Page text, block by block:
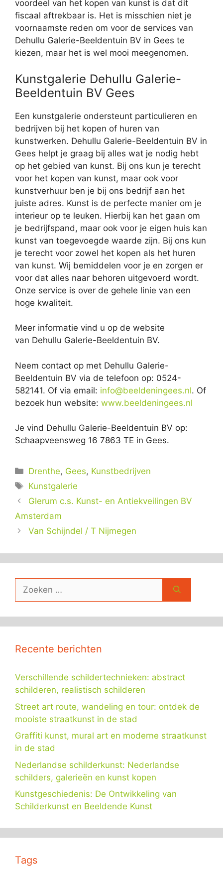
voordeel van het kopen van kunst is dat dit
fiscaal aftrekbaar is. Het is misschien niet je
voornaamste reden om voor de services van
Dehullu Galerie-Beeldentuin BV in Gees te
kiezen, maar het is wel mooi meegenomen.
Kunstgalerie Dehullu Galerie-
Beeldentuin BV Gees
Een kunstgalerie ondersteunt particulieren en
bedrijven bij het kopen of huren van
kunstwerken. Dehullu Galerie-Beeldentuin BV in
Gees helpt je graag bij alles wat je nodig hebt
op het gebied van kunst. Bij ons kun je terecht
voor het kopen van kunst, maar ook voor
kunstverhuur ben je bij ons bedrijf aan het
juiste adres. Kunst is de perfecte manier om je
interieur op te leuken. Hierbij kan het gaan om
je bedrijfspand, maar ook voor je eigen huis kan
kunst van toegevoegde waarde zijn. Bij ons kun
je terecht voor zowel het kopen als het huren
van kunst. Wij bemiddelen voor je en zorgen er
voor dat alles naar behoren uitgevoerd wordt.
Onze service is over de gehele linie van een
hoge kwaliteit.
Meer informatie vind u op de website
van Dehullu Galerie-Beeldentuin BV.
Neem contact op met Dehullu Galerie-
Beeldentuin BV via de telefoon op: 0524-
582141. Of via email: info@beeldeningees.nl. Of
bezoek hun website: www.beeldeningees.nl
Je vind Dehullu Galerie-Beeldentuin BV op:
Schaapveensweg 16 7863 TE in Gees.
Categorieën
Drenthe, Gees, Kunstbedrijven
Tags
Kunstgalerie
Glerum c.s. Kunst- en Antiekveilingen BV
Amsterdam
Van Schijndel / T Nijmegen
Zoek
Recente berichten
Verschillende schildertechnieken: abstract
schilderen, realistisch schilderen
Street art route, wandeling en tour: ontdek de
mooiste straatkunst in de stad
Graffiti kunst, mural art en moderne straatkunst
in de stad
Nederlandse schilderkunst: Nederlandse
schilders, galerieën en kunst kopen
Kunstgeschiedenis: De Ontwikkeling van
Schilderkunst en Beeldende Kunst
Tags